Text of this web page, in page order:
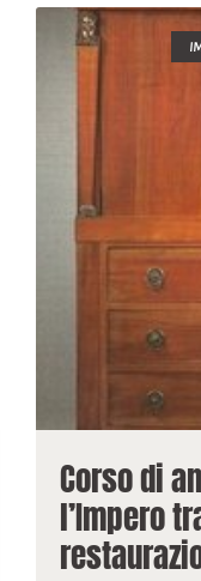
Corso di
l’Impero